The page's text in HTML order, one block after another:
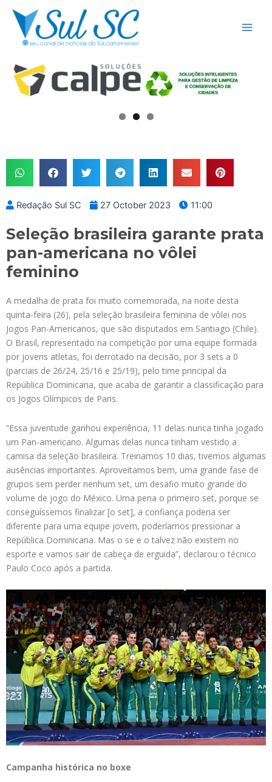
Skip
content
Redação Sul SC 27 October 2023 11:00
Seleção brasileira garante prata
pan-americana no vôlei
feminino
A medalha de prata foi muito comemorada, na noite desta
quinta-feira (26), pela seleção brasileira feminina de vôlei nos
Jogos Pan-Americanos, que são disputados em Santiago (Chile).
O Brasil, representado na competição por uma equipe formada
por jovens atletas, foi derrotado na decisão, por 3 sets a 0
(parciais de 26/24, 25/16 e 25/19), pelo time principal da
República Dominicana, que acaba de garantir a classificação para
os Jogos Olímpicos de Paris.
“Essa juventude ganhou experiência, 11 delas nunca tinha jogado
um Pan-americano. Algumas delas nunca tinham vestido a
camisa da seleção brasileira. Treinamos 10 dias, tivemos algumas
ausências importantes. Aproveitamos bem, uma grande fase de
grupos sem perder nenhum set, um desafio muito grande do
volume de jogo do México. Uma pena o primeiro set, porque se
conseguíssemos finalizar [o set], a confiança poderia ser
diferente para uma equipe jovem, poderíamos pressionar a
República Dominicana. Mas o se e o talvez não existem no
esporte e vamos sair de cabeça de erguida”, declarou o técnico
Paulo Coco após a partida.
Campanha histórica no boxe